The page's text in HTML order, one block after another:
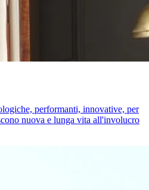
performanti, innovative, per
nuova e lunga vita all'involucro